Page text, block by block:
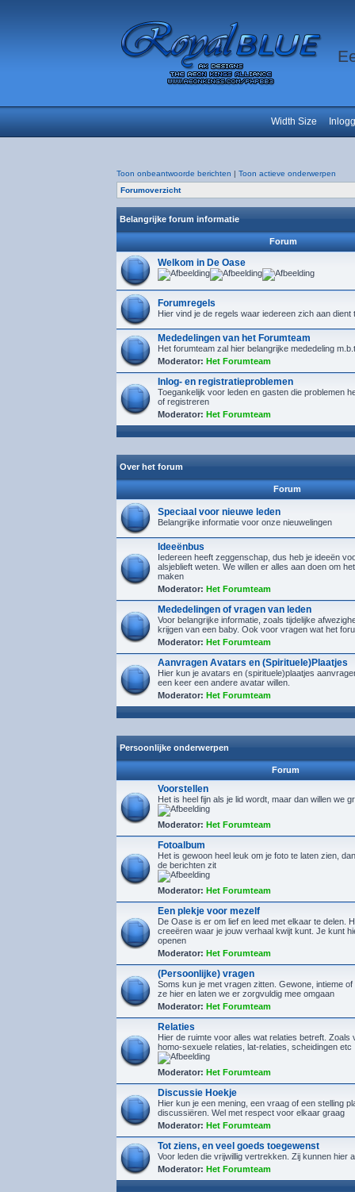
Width Size
Toon onbeantwoorde berichten | Toon actieve onderwerpen
Forumoverzicht
Belangrijke forum informatie
Forum
Welkom in De Oase
Forumregels
Hier vind je de regels waar iedereen zich aan dient
Mededelingen van het Forumteam
Het forumteam zal hier belangrijke mededeling
Moderator: Het Forumteam
Inlog- en registratieproblemen
Toegankelijk voor leden en gasten die problemen
of registreren
Moderator: Het Forumteam
Over het forum
Forum
Speciaal voor nieuwe leden
Belangrijke informatie voor onze nieuwelingen
Ideeënbus
Iedereen heeft zeggenschap, dus heb je ideeën
alsjeblieft weten. We willen er alles aan doen om
maken
Moderator: Het Forumteam
Mededelingen of vragen van leden
Voor belangrijke informatie, zoals tijdelijke
krijgen van een baby. Ook voor vragen wat het
Moderator: Het Forumteam
Aanvragen Avatars en (Spirituele)Plaatjes
Hier kun je avatars en (spirituele)plaatjes
een keer een andere avatar willen.
Moderator: Het Forumteam
Persoonlijke onderwerpen
Forum
Voorstellen
Het is heel fijn als je lid wordt, maar dan willen we
Moderator: Het Forumteam
Fotoalbum
Het is gewoon heel leuk om je foto te laten zien,
de berichten zit
Moderator: Het Forumteam
Een plekje voor mezelf
De Oase is er om lief en leed met elkaar te delen.
creeëren waar je jouw verhaal kwijt kunt. Je kunt
openen
Moderator: Het Forumteam
(Persoonlijke) vragen
Soms kun je met vragen zitten. Gewone, intieme
ze hier en laten we er zorgvuldig mee omgaan
Moderator: Het Forumteam
Relaties
Hier de ruimte voor alles wat relaties betreft. Zoals
homo-sexuele relaties, lat-relaties, scheidingen etc
Moderator: Het Forumteam
Discussie Hoekje
Hier kun je een mening, een vraag of een stelling
discussiëren. Wel met respect voor elkaar graag
Moderator: Het Forumteam
Tot ziens, en veel goeds toegewenst
Voor leden die vrijwillig vertrekken. Zij kunnen hier
Moderator: Het Forumteam